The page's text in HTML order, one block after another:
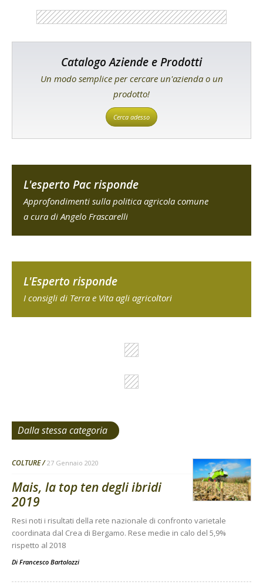
Catalogo Aziende e Prodotti
Un modo semplice per cercare un'azienda o un
prodotto!
Cerca adesso
L'esperto Pac risponde
Approfondimenti sulla politica agricola comune
a cura di Angelo Frascarelli
L'Esperto risponde
I consigli di Terra e Vita agli agricoltori
Dalla stessa categoria
COLTURE 27 Gennaio 2020
Mais, la top ten degli ibridi
2019
Resi noti i risultati della rete nazionale di confronto varietale
coordinata dal Crea di Bergamo. Rese medie in calo del 5,9%
rispetto al 2018
Di Francesco Bartolozzi